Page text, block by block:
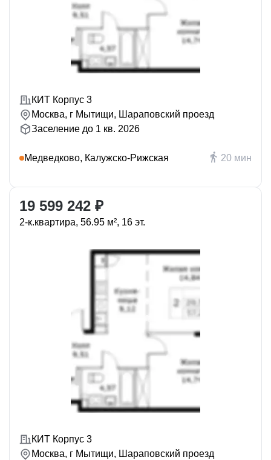
КИТ Корпус 3
Москва, г Мытищи, Шараповский проезд
Заселение до 1 кв. 2026
Медведково, Калужско-Рижская 20 мин
19 599 242 ₽
2-к.квартира, 56.95 м², 16 эт.
КИТ Корпус 3
Москва, г Мытищи, Шараповский проезд